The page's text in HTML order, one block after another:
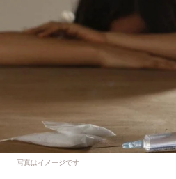
写真はイメージです